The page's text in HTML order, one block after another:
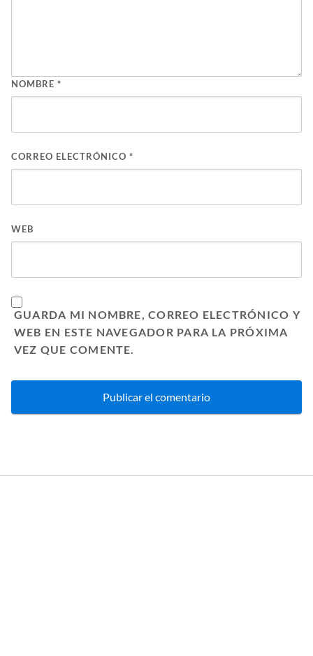
NOMBRE *
CORREO ELECTRÓNICO *
WEB
GUARDA MI NOMBRE, CORREO ELECTRÓNICO Y
WEB EN ESTE NAVEGADOR PARA LA PRÓXIMA
VEZ QUE COMENTE.